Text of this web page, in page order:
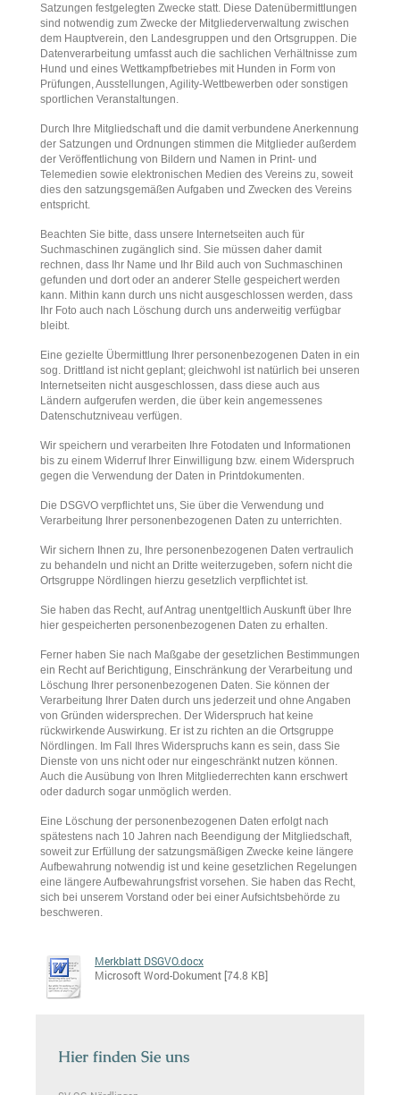
Satzungen festgelegten Zwecke statt. Diese Datenübermittlungen
sind notwendig zum Zwecke der Mitgliederverwaltung zwischen
dem Hauptverein, den Landesgruppen und den Ortsgruppen. Die
Datenverarbeitung umfasst auch die sachlichen Verhältnisse zum
Hund und eines Wettkampfbetriebes mit Hunden in Form von
Prüfungen, Ausstellungen, Agility-Wettbewerben oder sonstigen
sportlichen Veranstaltungen.
Durch Ihre Mitgliedschaft und die damit verbundene Anerkennung
der Satzungen und Ordnungen stimmen die Mitglieder außerdem
der Veröffentlichung von Bildern und Namen in Print- und
Telemedien sowie elektronischen Medien des Vereins zu, soweit
dies den satzungsgemäßen Aufgaben und Zwecken des Vereins
entspricht.
Beachten Sie bitte, dass unsere Internetseiten auch für
Suchmaschinen zugänglich sind. Sie müssen daher damit
rechnen, dass Ihr Name und Ihr Bild auch von Suchmaschinen
gefunden und dort oder an anderer Stelle gespeichert werden
kann. Mithin kann durch uns nicht ausgeschlossen werden, dass
Ihr Foto auch nach Löschung durch uns anderweitig verfügbar
bleibt.
Eine gezielte Übermittlung Ihrer personenbezogenen Daten in ein
sog. Drittland ist nicht geplant; gleichwohl ist natürlich bei unseren
Internetseiten nicht ausgeschlossen, dass diese auch aus
Ländern aufgerufen werden, die über kein angemessenes
Datenschutzniveau verfügen.
Wir speichern und verarbeiten Ihre Fotodaten und Informationen
bis zu einem Widerruf Ihrer Einwilligung bzw. einem Widerspruch
gegen die Verwendung der Daten in Printdokumenten.
Die DSGVO verpflichtet uns, Sie über die Verwendung und
Verarbeitung Ihrer personenbezogenen Daten zu unterrichten.
Wir sichern Ihnen zu, Ihre personenbezogenen Daten vertraulich
zu behandeln und nicht an Dritte weiterzugeben, sofern nicht die
Ortsgruppe Nördlingen hierzu gesetzlich verpflichtet ist.
Sie haben das Recht, auf Antrag unentgeltlich Auskunft über Ihre
hier gespeicherten personenbezogenen Daten zu erhalten.
Ferner haben Sie nach Maßgabe der gesetzlichen Bestimmungen
ein Recht auf Berichtigung, Einschränkung der Verarbeitung und
Löschung Ihrer personenbezogenen Daten. Sie können der
Verarbeitung Ihrer Daten durch uns jederzeit und ohne Angaben
von Gründen widersprechen. Der Widerspruch hat keine
rückwirkende Auswirkung. Er ist zu richten an die Ortsgruppe
Nördlingen. Im Fall Ihres Widerspruchs kann es sein, dass Sie
Dienste von uns nicht oder nur eingeschränkt nutzen können.
Auch die Ausübung von Ihren Mitgliederrechten kann erschwert
oder dadurch sogar unmöglich werden.
Eine Löschung der personenbezogenen Daten erfolgt nach
spätestens nach 10 Jahren nach Beendigung der Mitgliedschaft,
soweit zur Erfüllung der satzungsmäßigen Zwecke keine längere
Aufbewahrung notwendig ist und keine gesetzlichen Regelungen
eine längere Aufbewahrungsfrist vorsehen. Sie haben das Recht,
sich bei unserem Vorstand oder bei einer Aufsichtsbehörde zu
beschweren.
Merkblatt DSGVO.docx
Microsoft Word-Dokument [74.8 KB]
Hier finden Sie uns